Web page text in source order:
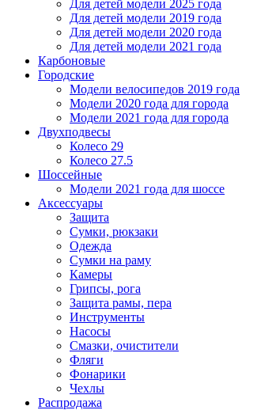
Для детей модели 2025 года
Для детей модели 2019 года
Для детей модели 2020 года
Для детей модели 2021 года
Карбоновые
Городские
Модели велосипедов 2019 года
Модели 2020 года для города
Модели 2021 года для города
Двухподвесы
Колесо 29
Колесо 27.5
Шоссейные
Модели 2021 года для шоссе
Аксессуары
Защита
Сумки, рюкзаки
Одежда
Сумки на раму
Камеры
Грипсы, рога
Защита рамы, пера
Инструменты
Насосы
Смазки, очистители
Фляги
Фонарики
Чехлы
Распродажа